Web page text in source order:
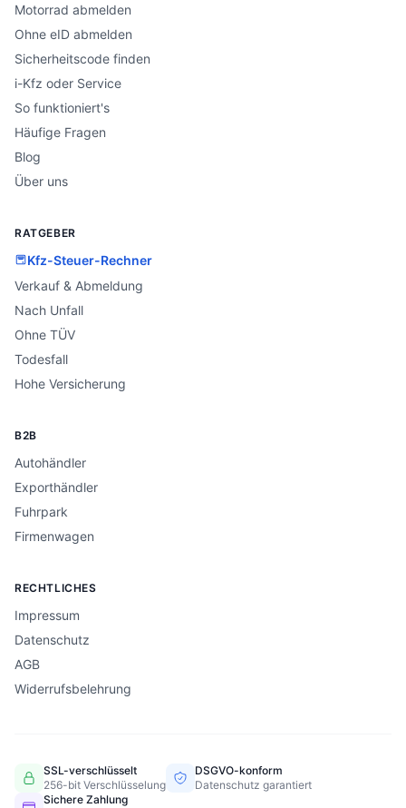
Motorrad abmelden
Ohne eID abmelden
Sicherheitscode finden
i-Kfz oder Service
So funktioniert's
Häufige Fragen
Blog
Über uns
RATGEBER
Kfz-Steuer-Rechner
Verkauf & Abmeldung
Nach Unfall
Ohne TÜV
Todesfall
Hohe Versicherung
B2B
Autohändler
Exporthändler
Fuhrpark
Firmenwagen
RECHTLICHES
Impressum
Datenschutz
AGB
Widerrufsbelehrung
SSL-verschlüsselt
256-bit Verschlüsselung
DSGVO-konform
Datenschutz garantiert
Sichere Zahlung